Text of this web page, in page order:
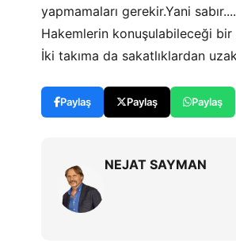
yapmamaları gerekir.Yani
Hakemlerin konuşulabileceği bir
İki takıma da sakatlıklardan
Paylaş Paylaş Paylaş
NEJAT SAYMAN